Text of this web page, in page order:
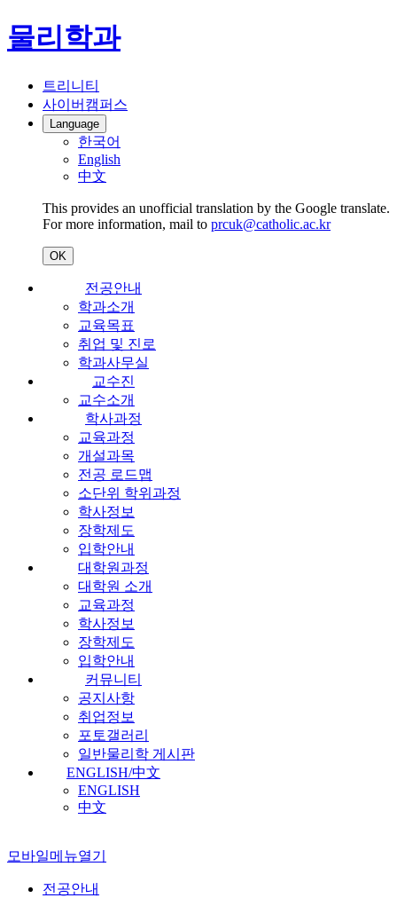
물리학과
트리니티
사이버캠퍼스
Language
한국어
English
中文
This provides an unofficial translation by the Google translate.
For more information, mail to prcuk@catholic.ac.kr
OK
전공안내
학과소개
교육목표
취업 및 진로
학과사무실
교수진
교수소개
학사과정
교육과정
개설과목
전공 로드맵
소단위 학위과정
학사정보
장학제도
입학안내
대학원과정
대학원 소개
교육과정
학사정보
장학제도
입학안내
커뮤니티
공지사항
취업정보
포토갤러리
일반물리학 게시판
ENGLISH/中文
ENGLISH
中文
모바일메뉴열기
전공안내